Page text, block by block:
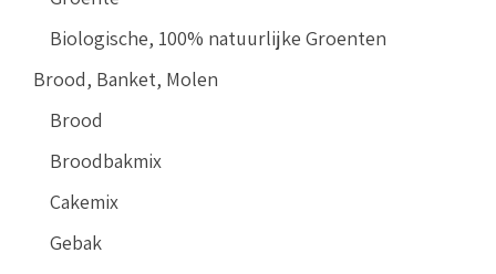
Biologische, 100% natuurlijke Groenten
Brood, Banket, Molen
Brood
Broodbakmix
Cakemix
Gebak